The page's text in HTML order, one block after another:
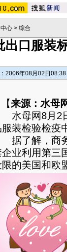
心 > 综合
出口服装
2006年08月02日08:38
【来源：水母
母网8月2日
服装检验检疫
了解，商务
企业利用第三
限的美国和欧